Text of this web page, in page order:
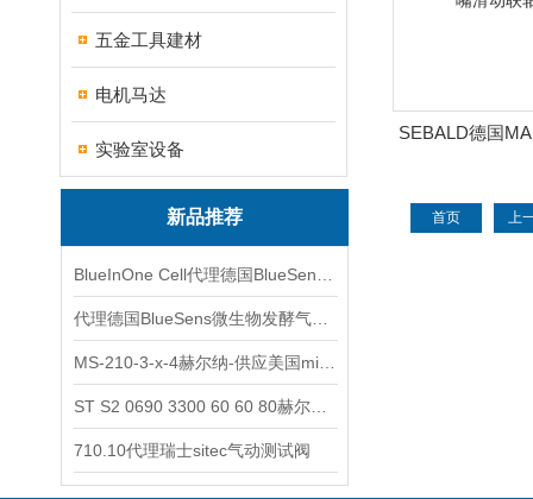
五金工具建材
电机马达
实验室设备
新品推荐
710.10代理瑞士sitec气动测试阀
SEBALD德国
首页 上